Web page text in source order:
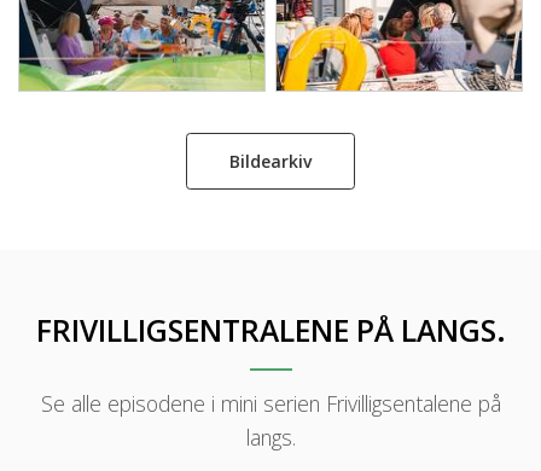
Bildearkiv
FRIVILLIGSENTRALENE PÅ LANGS.
Se alle episodene i mini serien Frivilligsentalene på
langs.